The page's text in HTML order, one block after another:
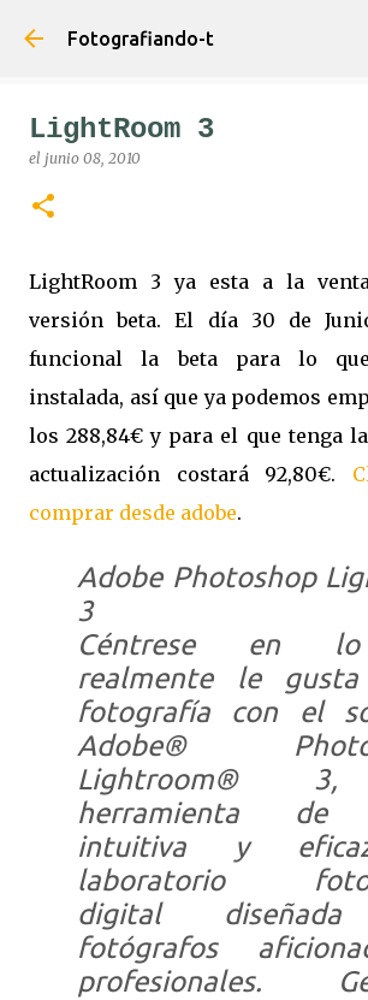
Ir al contenido principal
Fotografiando-t
LightRoom 3
el junio 08, 2010
LightRoom 3 ya esta a la
versión beta. El día 30 de
funcional la beta para lo
instalada, así que ya podemos
los 288,84€ y para el que tenga
actualización costará 92,80€.
comprar desde adobe.
Adobe Photoshop
3
Céntrese en
realmente le
fotografía con el
Adobe®
Lightroom®
herramienta de
intuitiva y
laboratorio
digital
fotógrafos
profesionales.